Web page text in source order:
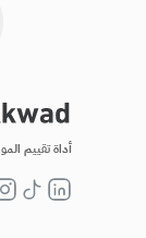
أداة تقييم